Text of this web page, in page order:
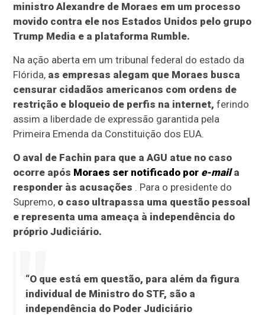
ministro Alexandre de Moraes em um processo
movido contra ele nos Estados Unidos pelo grupo
Trump Media e a plataforma Rumble.
Na ação aberta em um tribunal federal do estado da
Flórida, as empresas alegam que Moraes busca
censurar cidadãos americanos com ordens de
restrição e bloqueio de perfis na internet, ferindo
assim a liberdade de expressão garantida pela
Primeira Emenda da Constituição dos EUA.
O aval de Fachin para que a AGU atue no caso
ocorre após Moraes ser notificado por e-mail a
responder às acusações . Para o presidente do
Supremo, o caso ultrapassa uma questão pessoal
e representa uma ameaça à independência do
próprio Judiciário.
“O que está em questão, para além da figura
individual de Ministro do STF, são a
independência do Poder Judiciário